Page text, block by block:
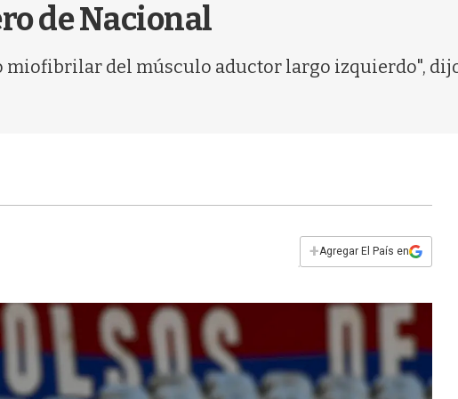
de Nacional
miofibrilar del músculo aductor largo izquierdo",
+Agregar El País en